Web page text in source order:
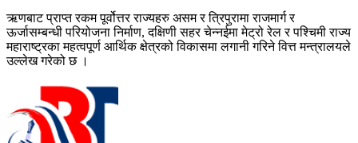
ऋणबाट प्राप्त रकम पूर्वोत्तर राज्यहरु असम र त्रिपुरामा राजमार्ग र
ऊर्जासम्बन्धी परियोजना निर्माण, दक्षिणी सहर चेन्नईमा मेट्रो रेल र पश्चिमी राज्य
महाराष्ट्रका महत्वपूर्ण आर्थिक क्षेत्रको विकासमा लगानी गरिने वित्त मन्त्रालयले
उल्लेख गरेको छ ।